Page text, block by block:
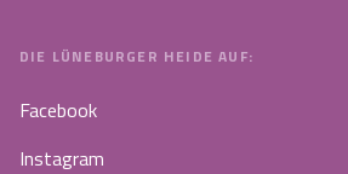
DIE LÜNEBURGER HEIDE AUF:
Facebook
Instagram